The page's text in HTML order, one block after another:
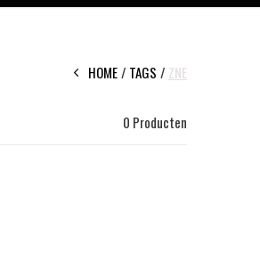
HOME TAGS ZNE
0 Producten